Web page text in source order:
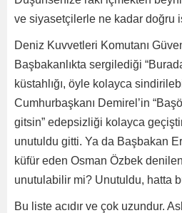
ve siyasetçilerle ne kadar doğru
Deniz Kuvvetleri Komutanı
Başbakanlıkta sergilediği
küstahlığı, öyle kolayca
Cumhurbaşkanı Demirel’in
gitsin” edepsizliği kolayca
unutuldu gitti. Ya da Başbakan
küfür eden Osman Özbek
unutulabilir mi? Unutuldu, hatta
Bu liste acıdır ve çok uzundur.